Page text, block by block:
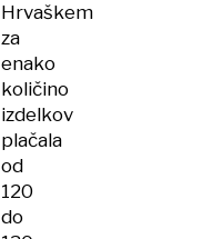
Hrvaškem
za
enako
količino
izdelkov
plačala
od
120
do